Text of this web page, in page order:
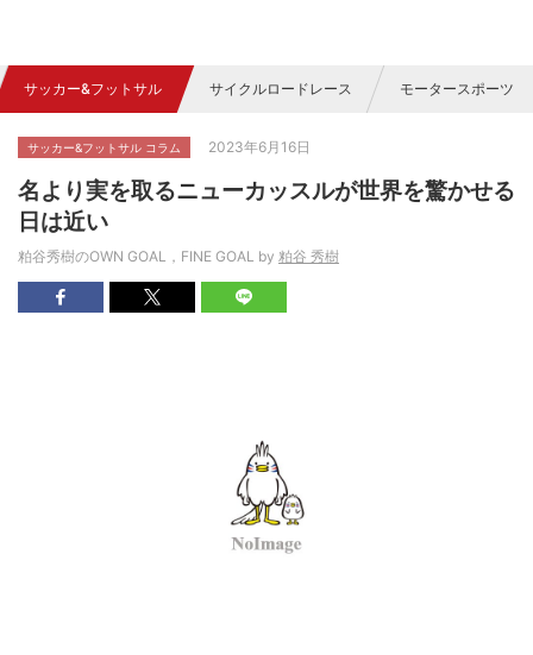
サッカー&フットサル サイクルロードレース モータースポーツ
サッカー&フットサル コラム 2023年6月16日
名より実を取るニューカッスルが世界を驚かせる
日は近い
粕谷秀樹のOWN GOAL，FINE GOAL by 粕谷 秀樹